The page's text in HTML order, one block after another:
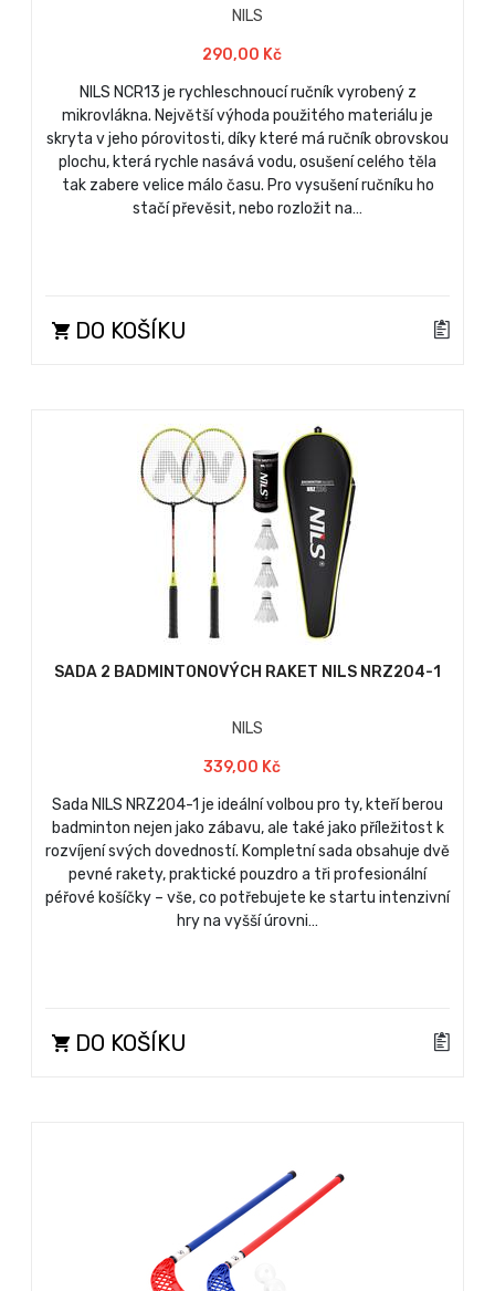
NILS
290,00 Kč
NILS NCR13 je rychleschnoucí ručník vyrobený z
mikrovlákna. Největší výhoda použitého materiálu je
skryta v jeho pórovitosti, díky které má ručník obrovskou
plochu, která rychle nasává vodu, osušení celého těla
tak zabere velice málo času. Pro vysušení ručníku ho
stačí převěsit, nebo rozložit na…
DO KOŠÍKU
SADA 2 BADMINTONOVÝCH RAKET NILS NRZ204-1
NILS
339,00 Kč
Sada NILS NRZ204-1 je ideální volbou pro ty, kteří berou
badminton nejen jako zábavu, ale také jako příležitost k
rozvíjení svých dovedností. Kompletní sada obsahuje dvě
pevné rakety, praktické pouzdro a tři profesionální
péřové košíčky – vše, co potřebujete ke startu intenzivní
hry na vyšší úrovni…
DO KOŠÍKU